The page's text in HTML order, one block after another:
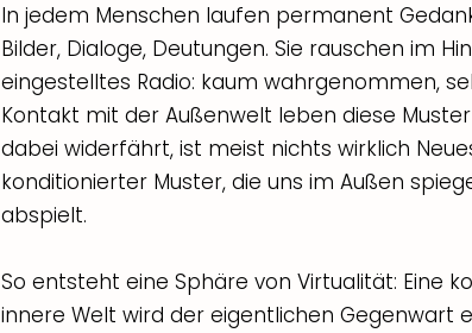
In jedem Menschen laufen permanent
Bilder, Dialoge, Deutungen. Sie rauschen im
eingestelltes Radio: kaum wahrgenommen,
Kontakt mit der Außenwelt leben diese
dabei widerfährt, ist meist nichts wirklich
konditionierter Muster, die uns im Außen
abspielt.
So entsteht eine Sphäre von Virtualität: Eine
innere Welt wird der eigentlichen Gegenwart